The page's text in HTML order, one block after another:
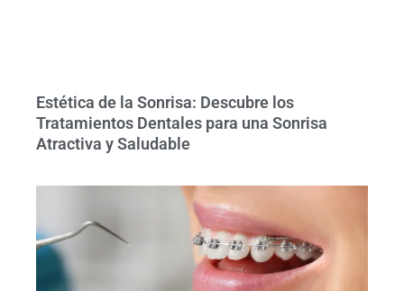
Estética de la Sonrisa: Descubre los
Tratamientos Dentales para una Sonrisa
Atractiva y Saludable